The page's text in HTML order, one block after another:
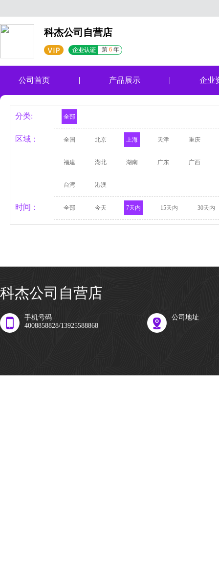
科杰公司自营店
第 6 年
公司首页 产品展示 企业
分类: 全部
区域： 全国 北京 上海 天津 重庆
福建 湖北 湖南 广东 广西
台湾 港澳
时间： 全部 今天 7天内 15天内 30天内
科杰公司自营店
手机号码
4008858828/13925588868
公司地址